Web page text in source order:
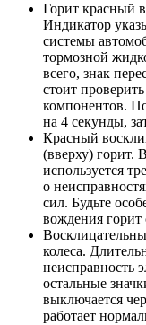
Горит красный
Индикатор
системы
тормозной
всего, знак
стоит
компонентов.
на 4 секунды,
Красный
(вверху) горит.
используется
о
сил. Будьте
вождения горит
колеса.
неисправность
остальные
выключается
работает